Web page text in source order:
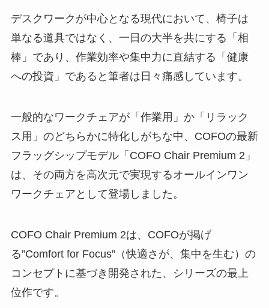
デスクワークが中心となる現代において、椅子は
単なる道具ではなく、一日の大半を共にする「相
棒」であり、作業効率や集中力に直結する「健康
への投資」であると筆者は日々痛感しています。
一般的なワークチェアが「作業用」か「リラック
ス用」のどちらかに特化しがちな中、COFOの最新
フラッグシップモデル「COFO Chair Premium 2」
は、その両方を高次元で実現するオールインワン
ワークチェアとして登場しました。
COFO Chair Premium 2は、COFOが掲げ
る”Comfort for Focus”（快適さが、集中を生む）の
コンセプトに基づき開発された、シリーズの最上
位作です。